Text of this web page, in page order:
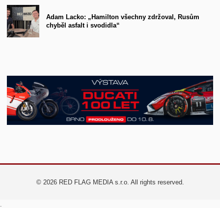
Adam Lacko: „Hamilton všechny zdržoval, Rusům
chyběl asfalt i svodidla“
© 2026 RED FLAG MEDIA s.r.o. All rights reserved.
.